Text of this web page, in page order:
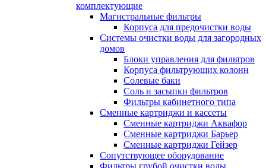
комплектующие
Магистральные фильтры
Корпуса для предочистки воды
Системы очистки воды для загородных
домов
Блоки управления для фильтров
Корпуса фильтрующих колонн
Солевые баки
Соль и засыпки фильтров
Фильтры кабинетного типа
Сменные картриджи и кассеты
Сменные картриджи Аквафор
Сменные картриджи Барьер
Сменные картриджи Гейзер
Сопутствующее оборудование